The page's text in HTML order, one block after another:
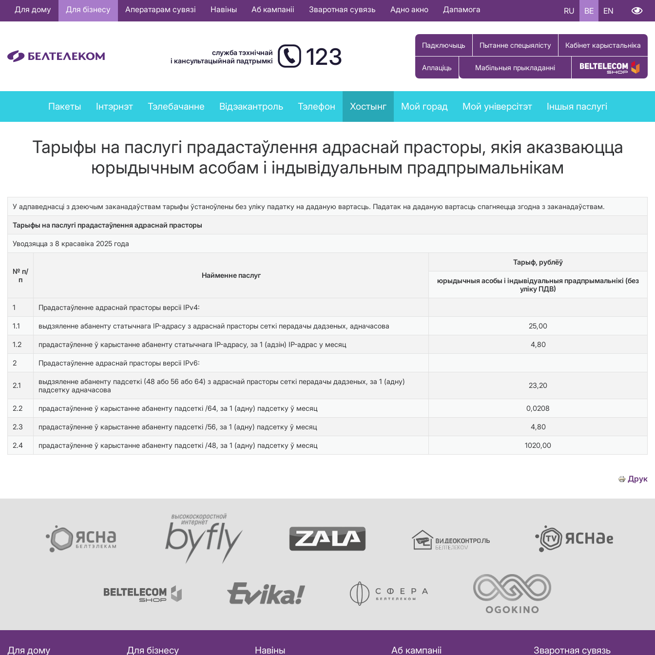
Основная
навигация
Для дому Для бізнесу Аператарам сувязі Навіны Аб кампаніі Зваротная сувязь Адно акно Дапамога RU BE EN
служба тэхнічнай
і кансультацыйнай падтрымкі
123 Падключыць Пытанне спецыялісту Кабінет карыстальніка
Аплаціць Мабільныя прыкладанні Купіць тавар
Business
services
Пакеты Інтэрнэт Тэлебачанне Відэакантроль Тэлефон Хостынг Мой горад Мой універсітэт Іншыя паслугі
Тарыфы на паслугі прадастаўлення адраснай прасторы, якія аказваюцца
юрыдычным асобам і індывідуальным прадпрымальнікам
У адпаведнасці з дзеючым заканадаўствам тарыфы ўстаноўлены без уліку падатку на даданую вартасць. Падатак на даданую вартасць спагняецца згодна з заканадаўствам.
Тарыфы на паслугі прадастаўлення адраснай прасторы
Уводзяцца з 8 красавіка 2025 года
№ п/
п
Найменне паслуг
Тарыф, рублёў
юрыдычныя асобы і індывідуальныя прадпрымальнікі (без
уліку ПДВ)
1 Прадастаўленне адраснай прасторы версіі IPv4:
1.1 выдзяленне абаненту статычнага IP-адрасу з адраснай прасторы сеткі перадачы дадзеных, адначасова 25,00
1.2 прадастаўленне ў карыстанне абаненту статычнага IP-адрасу, за 1 (адзiн) IP-адрас у месяц 4,80
2 Прадастаўленне адраснай прасторы версіі IPv6:
2.1
выдзяленне абаненту падсеткі (48 або 56 або 64) з адраснай прасторы сеткі перадачы дадзеных, за 1 (адну)
падсетку адначасова
23,20
2.2 прадастаўленне ў карыстанне абаненту падсеткі /64, за 1 (адну) падсетку ў месяц 0,0208
2.3 прадастаўленне ў карыстанне абаненту падсеткі /56, за 1 (адну) падсетку ў месяц 4,80
2.4 прадастаўленне ў карыстанне абаненту падсеткі /48, за 1 (адну) падсетку ў месяц 1020,00
Друк
Для дому Для бізнесу Навіны Аб кампаніі Зваротная сувязь